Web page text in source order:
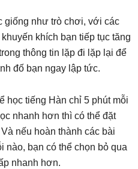
giống như trò chơi, với các
khích bạn tiếp tục tăng
thông tin lặp đi lặp lại để
đố bạn ngay lập tức.
học tiếng Hàn chỉ 5 phút mỗi
nhanh hơn thì có thể đặt
nếu hoàn thành các bài
nào, bạn có thể chọn bỏ qua
nhanh hơn.